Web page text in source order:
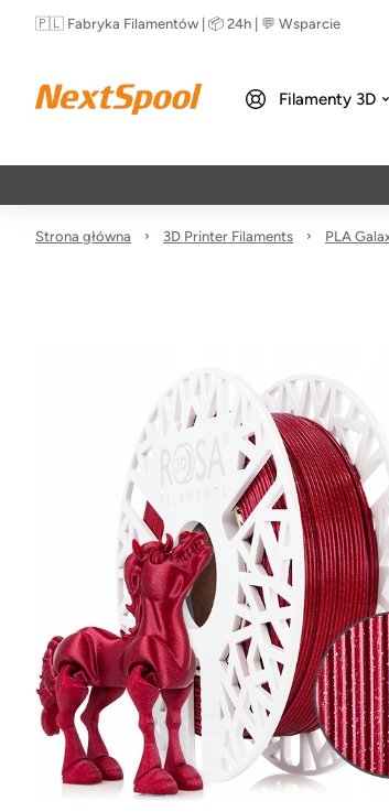
🇵🇱 Fabryka Filamentów | 📦 24h | 💬 Wsparcie
Filamenty 3D
Strona główna 3D Printer Filaments PLA